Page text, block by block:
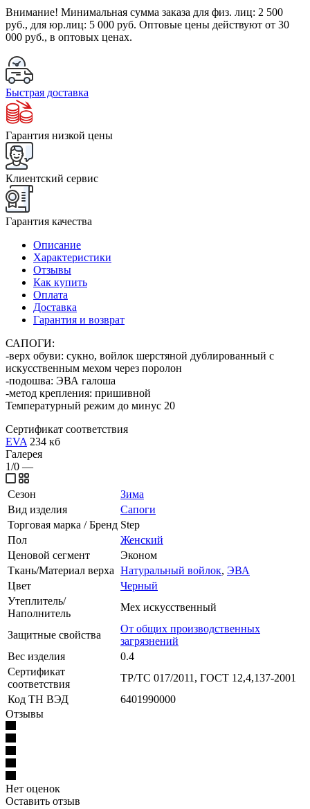
Внимание! Минимальная сумма заказа для физ. лиц: 2 500
руб., для юр.лиц: 5 000 руб. Оптовые цены действуют от 30
000 руб., в оптовых ценах.
Быстрая доставка
Гарантия низкой цены
Клиентский сервис
Гарантия качества
Описание
Характеристики
Отзывы
Как купить
Оплата
Доставка
Гарантия и возврат
САПОГИ:
-верх обуви: сукно, войлок шерстяной дублированный с
искусственным мехом через поролон
-подошва: ЭВА галоша
-метод крепления: пришивной
Температурный режим до минус 20
Сертификат соответствия
EVA 234 кб
Галерея
1/0 —
Сезон
Зима
Вид изделия
Сапоги
Торговая марка / Бренд Step
Пол
Женский
Ценовой сегмент
Эконом
Ткань/Материал верха Натуральный войлок, ЭВА
Цвет
Черный
Утеплитель/
Наполнитель
Мех искусственный
Защитные свойства
От общих производственных
загрязнений
Вес изделия
0.4
Сертификат
соответствия
ТР/ТС 017/2011, ГОСТ 12,4,137-2001
Код ТН ВЭД
6401990000
Отзывы
Нет оценок
Оставить отзыв